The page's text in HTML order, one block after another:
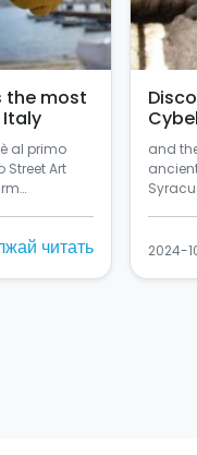
the most
al primo
Street Art
читать
and
2024-